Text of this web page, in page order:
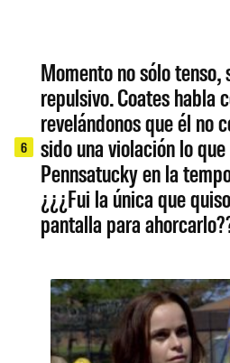
6
Momento no sólo tenso,
repulsivo. Coates habla
revelándonos que él no
sido una violación lo
Pennsatucky en la
¿¿¿Fui la única que
pantalla para